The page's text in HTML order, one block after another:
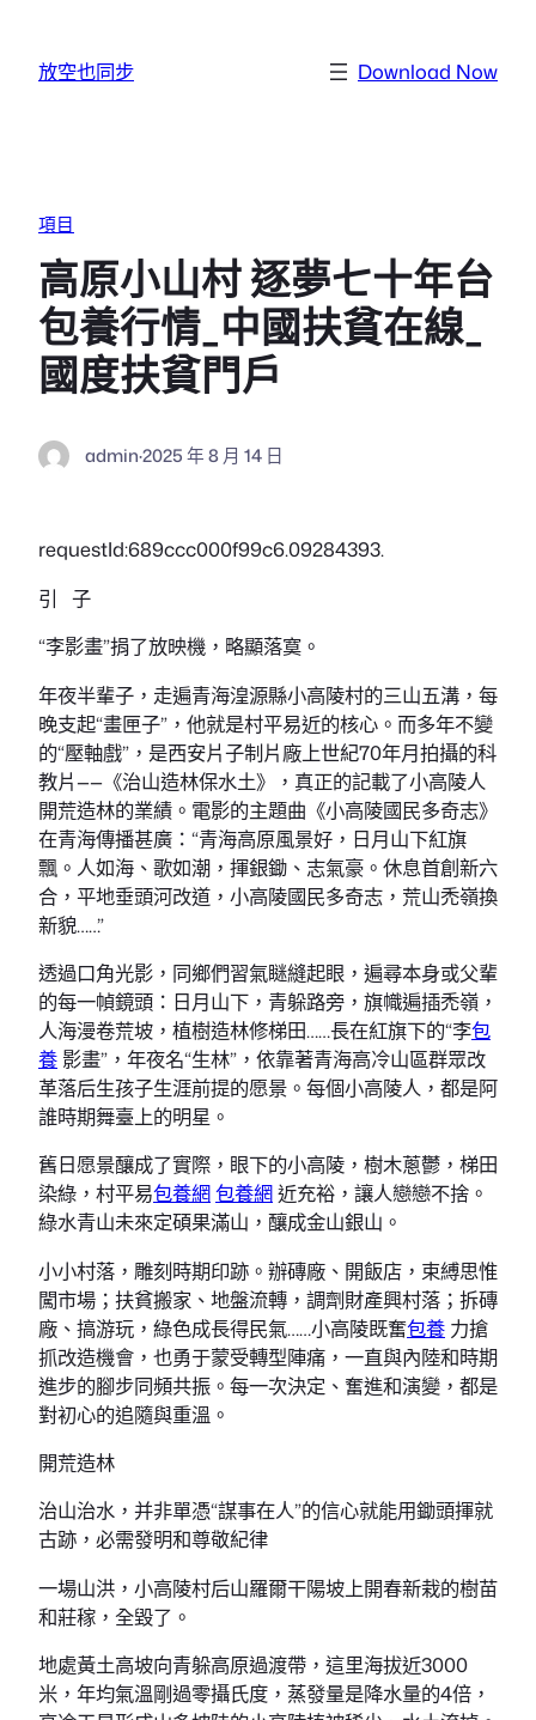
放空也同步 Download Now
項目
高原小山村 逐夢七十年台
包養行情_中國扶貧在線_
國度扶貧門戶
admin·2025 年 8 月 14 日
requestId:689ccc000f99c6.09284393.
引 子
“李影畫”捐了放映機，略顯落寞。
年夜半輩子，走遍青海湟源縣小高陵村的三山五溝，每
晚支起“畫匣子”，他就是村平易近的核心。而多年不變
的“壓軸戲”，是西安片子制片廠上世紀70年月拍攝的科
教片——《治山造林保水土》，真正的記載了小高陵人
開荒造林的業績。電影的主題曲《小高陵國民多奇志》
在青海傳播甚廣：“青海高原風景好，日月山下紅旗
飄。人如海、歌如潮，揮銀鋤、志氣豪。休息首創新六
合，平地垂頭河改道，小高陵國民多奇志，荒山禿嶺換
新貌……”
透過口角光影，同鄉們習氣瞇縫起眼，遍尋本身或父輩
的每一幀鏡頭：日月山下，青躲路旁，旗幟遍插禿嶺，
人海漫卷荒坡，植樹造林修梯田……長在紅旗下的“李包
養 影畫”，年夜名“生林”，依靠著青海高冷山區群眾改
革落后生孩子生涯前提的愿景。每個小高陵人，都是阿
誰時期舞臺上的明星。
舊日愿景釀成了實際，眼下的小高陵，樹木蔥鬱，梯田
染綠，村平易包養網包養網近充裕，讓人戀戀不捨。
綠水青山未來定碩果滿山，釀成金山銀山。
小小村落，雕刻時期印跡。辦磚廠、開飯店，束縛思惟
闖市場；扶貧搬家、地盤流轉，調劑財產興村落；拆磚
廠、搞游玩，綠色成長得民氣……小高陵既奮包養 力搶
抓改造機會，也勇于蒙受轉型陣痛，一直與內陸和時期
進步的腳步同頻共振。每一次決定、奮進和演變，都是
對初心的追隨與重溫。
開荒造林
治山治水，并非單憑“謀事在人”的信心就能用鋤頭揮就
古跡，必需發明和尊敬紀律
一場山洪，小高陵村后山羅爾干陽坡上開春新栽的樹苗
和莊稼，全毀了。
地處黃土高坡向青躲高原過渡帶，這里海拔近3000
米，年均氣溫剛過零攝氏度，蒸發量是降水量的4倍，